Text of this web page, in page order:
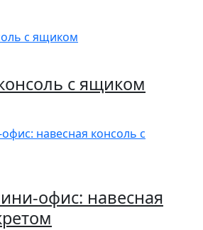
с ящиком
офис: навесная